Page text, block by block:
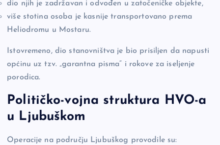
dio njih je zadržavan i odvođen u zatočeničke objekte,
više stotina osoba je kasnije transportovano prema
Heliodromu u Mostaru.
Istovremeno, dio stanovništva je bio prisiljen da napusti
općinu uz tzv. „garantna pisma“ i rokove za iseljenje
porodica.
Političko-vojna struktura HVO-a
u Ljubuškom
Operacije na području Ljubuškog provodile su: